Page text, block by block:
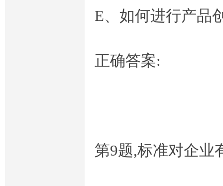
E、如何进行产品
正确答案:
第9题,标准对企业